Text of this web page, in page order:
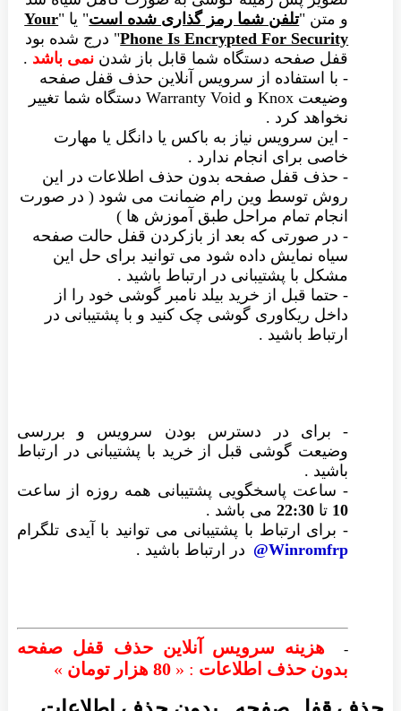
و متن "تلفن شما رمز گذاری شده است" یا "Your
Phone Is Encrypted For Security" درج شده بود
قفل صفحه دستگاه شما قابل باز شدن نمی باشد .
- با استفاده از سرویس آنلاین حذف قفل صفحه
وضیعت Knox و Warranty Void دستگاه شما تغییر
نخواهد کرد .
- این سرویس نیاز به باکس یا دانگل یا مهارت
خاصی برای انجام ندارد .
- حذف قفل صفحه بدون حذف اطلاعات در این
روش توسط وین رام ضمانت می شود ( در صورت
انجام تمام مراحل طبق آموزش ها )
- در صورتی که بعد از بازکردن قفل حالت صفحه
سیاه نمایش داده شود می توانید برای حل این
مشکل با پشتیبانی در ارتباط باشید .
- حتما قبل از خرید بیلد نامبر گوشی خود را از
داخل ریکاوری گوشی چک کنید و با پشتیبانی در
ارتباط باشید .
- برای در دسترس بودن سرویس و بررسی
وضیعت گوشی قبل از خرید با پشتیبانی در ارتباط
باشید .
- ساعت پاسخگویی پشتیبانی همه روزه از ساعت
10 تا 22:30می باشد .
- برای ارتباط با پشتیبانی می توانید با آیدی تلگرام
Winromfrp@
در ارتباط باشید .
-
هزینه سرویس آنلاین حذف قفل صفحه
بدون حذف اطلاعات : « 80 هزار تومان »